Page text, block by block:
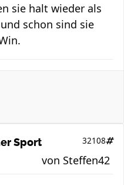
sie halt wieder als
schon sind sie
Sport 32108
von Steffen42